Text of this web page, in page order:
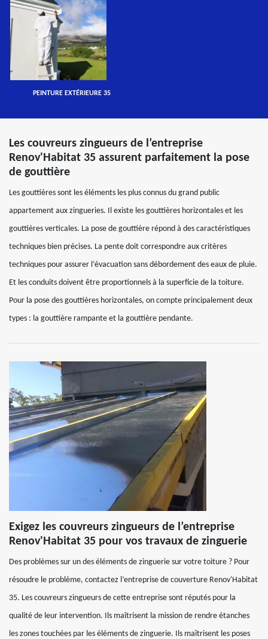
PEINTURE EXTÉRIEURE 35
Les couvreurs zingueurs de l’entreprise
Renov'Habitat 35 assurent parfaitement la pose
de gouttière
Les gouttières sont les éléments les plus connus du grand public
appartement aux zingueries. Il existe les gouttières horizontales et les
gouttières verticales. La pose de gouttière répond à des caractéristiques
techniques bien précises. La pente doit correspondre aux critères
techniques pour assurer l’évacuation sans débordement des eaux de pluie.
Et les conduits doivent être proportionnels à la superficie de la toiture.
Pour la pose des gouttières horizontales, on compte principalement deux
types : la gouttière rampante et la gouttière pendante.
Exigez les couvreurs zingueurs de l’entreprise
Renov'Habitat 35 pour vos travaux de zinguerie
Des problèmes sur un des éléments de zinguerie sur votre toiture ? Pour
résoudre le problème, contactez l’entreprise de couverture Renov'Habitat
35. Les couvreurs zingueurs de cette entreprise sont réputés pour la
qualité de leur intervention. Ils maîtrisent la mission de rendre étanches
les zones touchées par les éléments de zinguerie. Ils maîtrisent les poses